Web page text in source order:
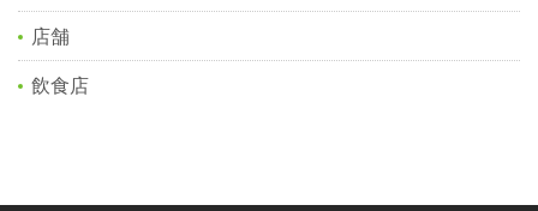
店舗
飲食店